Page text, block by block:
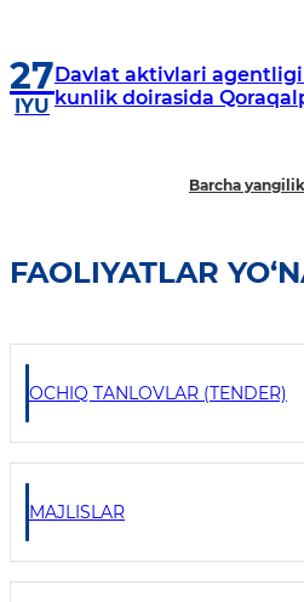
27
IYU
Davlat aktivlari
kunlik doirasida
Barcha
FAOLIYATLAR
OCHIQ TANLOVLAR (TENDER)
MAJLISLAR